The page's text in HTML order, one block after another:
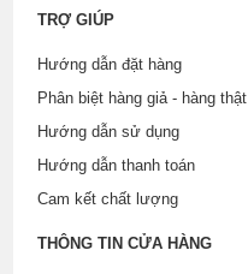
TRỢ GIÚP
Hướng dẫn đặt hàng
Phân biệt hàng giả - hàng thật
Hướng dẫn sử dụng
Hướng dẫn thanh toán
Cam kết chất lượng
THÔNG TIN CỬA HÀNG